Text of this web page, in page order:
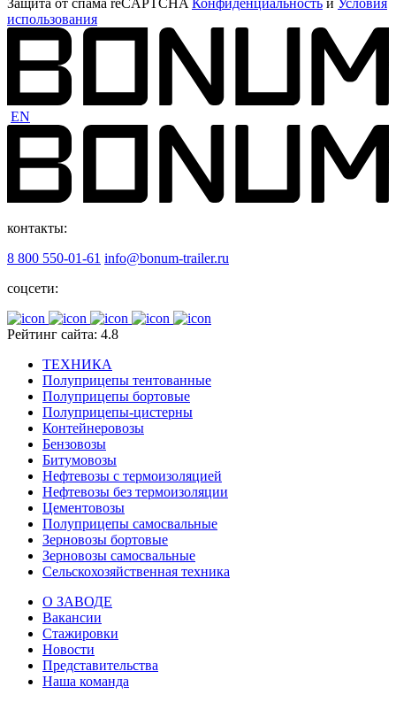
Защита от спама reCAPTCHA Конфиденциальность и Условия
использования
EN
контакты:
8 800 550-01-61 info@bonum-trailer.ru
соцсети:
Рейтинг сайта: 4.8
ТЕХНИКА
Полуприцепы тентованные
Полуприцепы бортовые
Полуприцепы-цистерны
Контейнеровозы
Бензовозы
Битумовозы
Нефтевозы с термоизоляцией
Нефтевозы без термоизоляции
Цементовозы
Полуприцепы самосвальные
Зерновозы бортовые
Зерновозы самосвальные
Сельскохозяйственная техника
О ЗАВОДЕ
Вакансии
Стажировки
Новости
Представительства
Наша команда